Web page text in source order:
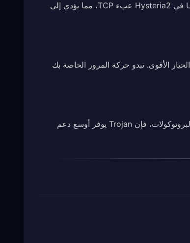
بالنسبة للألعاب عبر الإنترنت، يكون زمن الاستجابة المنخفض هو الأهم. يتجنب نقل UDP في Hysteria2 عبء TCP، مما يؤدي إلى
في المناطق التي تستخدم تصفية قوية للإنترنت (الفحص العميق للحزم)، يُعد AnyTLS الخيار الأقوى. تبدو حركة المرور الخاصة بك
إذا كان عميلك لا يدعم AnyTLS أو Hysteria2، أو إذا واجهت مشكلات اتصال مع تلك البروتوكولات، فإن Trojan يوفر أوسع دعم